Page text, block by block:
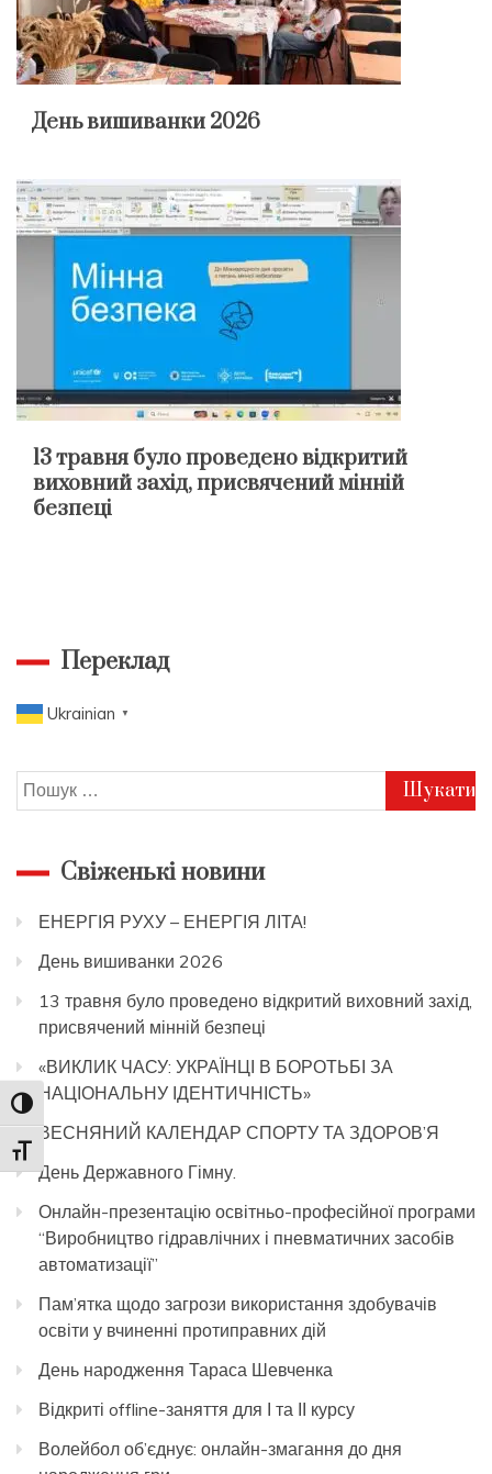
Toggle High Contrast
Toggle Font size
День вишиванки 2026
13 травня було проведено відкритий
виховний захід, присвячений мінній
безпеці
Переклад
Ukrainian ▼
Пошук:
Свіженькі новини
ЕНЕРГІЯ РУХУ – ЕНЕРГІЯ ЛІТА!
День вишиванки 2026
13 травня було проведено відкритий виховний захід,
присвячений мінній безпеці
«ВИКЛИК ЧАСУ: УКРАЇНЦІ В БОРОТЬБІ ЗА
НАЦІОНАЛЬНУ ІДЕНТИЧНІСТЬ»
ВЕСНЯНИЙ КАЛЕНДАР СПОРТУ ТА ЗДОРОВ’Я
День Державного Гімну.
Онлайн-презентацію освітньо-професійної програми
“Виробництво гідравлічних і пневматичних засобів
автоматизації”
Пам’ятка щодо загрози використання здобувачів
освіти у вчиненні протиправних дій
День народження Тараса Шевченка
Відкриті offline-заняття для І та ІІ курсу
Волейбол об’єднує: онлайн-змагання до дня